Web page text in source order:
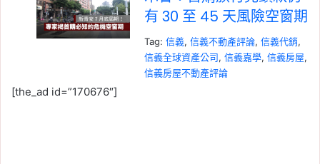
有 30 至 45 天風險空窗期
Tag:信義, 信義不動產評論, 信義代銷
信義全球資產公司, 信義嘉學, 信義房屋
信義房屋不動產評論
[the_ad id=”170676″]